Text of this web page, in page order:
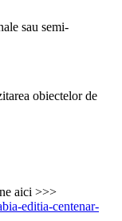
sau semi-
obiectelor de
aici >>>
editia-centenar-